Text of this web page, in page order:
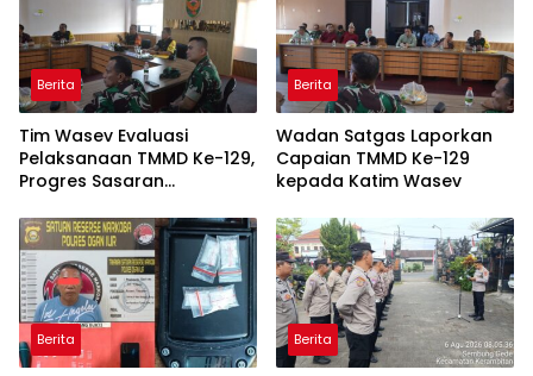
Berita
Tim Wasev Evaluasi
Pelaksanaan TMMD Ke-129,
Progres Sasaran
Berita
Wadan Satgas Laporkan
Capaian TMMD Ke-129
kepada Katim Wasev
Berita Berita